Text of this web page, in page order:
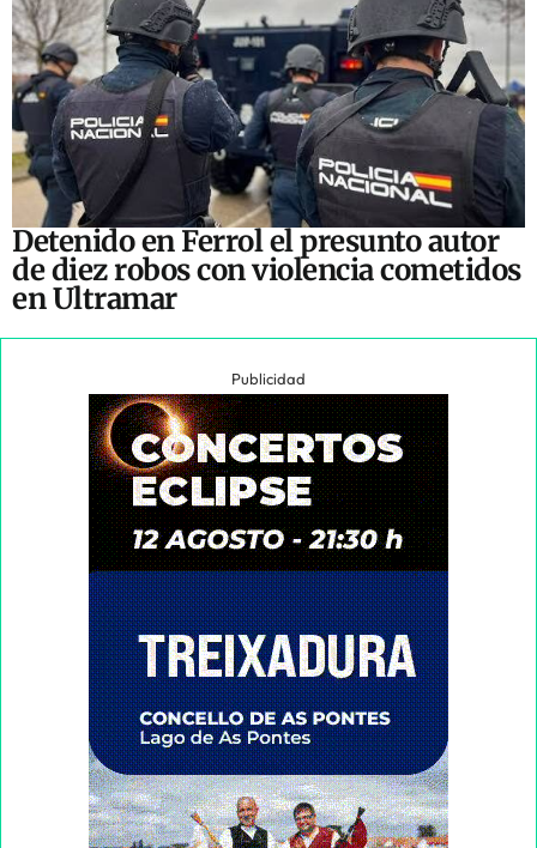
Detenido en Ferrol el presunto autor
de diez robos con violencia cometidos
en Ultramar
Publicidad